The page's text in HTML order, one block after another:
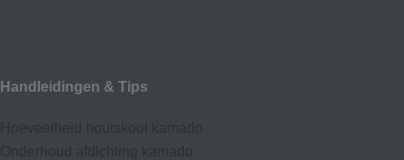
Handleidingen & Tips
Hoeveelheid houtskool kamado
Onderhoud afdic
hting kamado